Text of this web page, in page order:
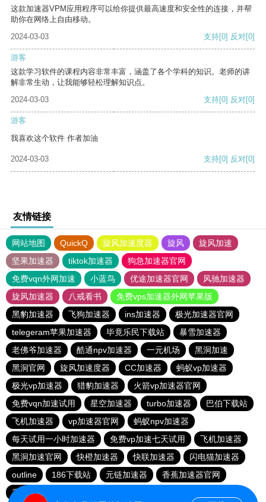
这款加速器VPM应用程序可以给你提供最高速度和安全性的连接，并帮
助你在网络上自由移动。
2024-03-03
支持[0] 反对[0]
游客
这款学习软件的课程内容非常丰富，涵盖了各个学科的知识。老师的讲
解非常生动，让我能够轻松理解知识点。
2024-03-03
支持[0] 反对[0]
游客
我喜欢这个软件 作者加油
2024-03-03 支持[0] 反对[0]
友情链接
网站地图 QuickQ 旋风加速度器 旋风
旋风加速
坚果加速器
tiktok加速器
狗急加速器官网
免费vqn外网加速
小蓝鸟 优途加速器官网
风驰加速器
旋风加速器
八戒看书
免费vps加速器外网苹果版
黑豹加速器
飞狗加速器 ins加速器
极光加速器官网
telegeram苹果加速器
毕竟乐民下载站
暴雪加速器
老佛爷加速器
酷通npv加速器 一元机场
黑洞加速
黑洞官网
旋风加速度器 CC加速器
蚂蚁vp加速器
极光vp加速器
猎豹加速器
火箭vp加速器官网
免费vqn加速试用
星空加速器 turbo加速器
巴伯下载站
飞机加速器
vp加速器官网
蚂蚁npv加速器
每天试用一小时加速器
免费vp加速七天试用
飞机加速器
黑洞加速官网
快橙加速器 快联加速器
闪电猫加速器
outline
186下载站 元链加速器
香蕉加速器官网
香蕉加速器官网正版